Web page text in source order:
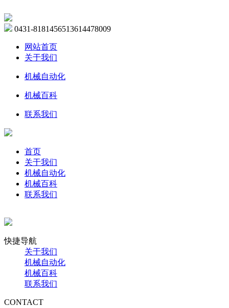
0431-8181456513614478009
网站首页
关于我们
机械自动化
机械百科
联系我们
首页
关于我们
机械自动化
机械百科
联系我们
快捷导航
关于我们
机械自动化
机械百科
联系我们
CONTACT